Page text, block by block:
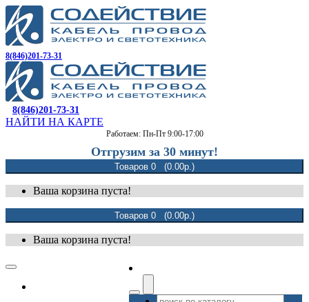
8(846)201-73-31
8(846)201-73-31
НАЙТИ НА КАРТЕ
Работаем: Пн-Пт 9:00-17:00
Отгрузим за 30 минут!
Товаров 0 (0.00р.)
Ваша корзина пуста!
Товаров 0 (0.00р.)
Ваша корзина пуста!